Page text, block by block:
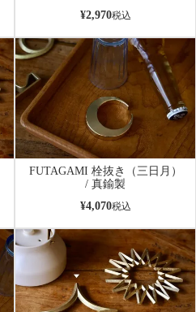
¥2,970税込
FUTAGAMI 栓抜き（三日月）
/ 真鍮製
¥4,070税込